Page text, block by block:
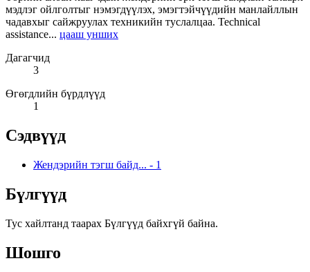
мэдлэг ойлголтыг нэмэгдүүлэх, эмэгтэйчүүдийн манлайллын
чадавхыг сайжруулах техникийн туслалцаа. Technical
assistance... цааш унших
Дагагчид
3
Өгөгдлийн бүрдлүүд
1
Сэдвүүд
Жендэрийн тэгш байд... - 1
Бүлгүүд
Тус хайлтанд таарах Бүлгүүд байхгүй байна.
Шошго